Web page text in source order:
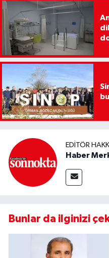
EDITÖR
Haber
Bunlar da ilginizi